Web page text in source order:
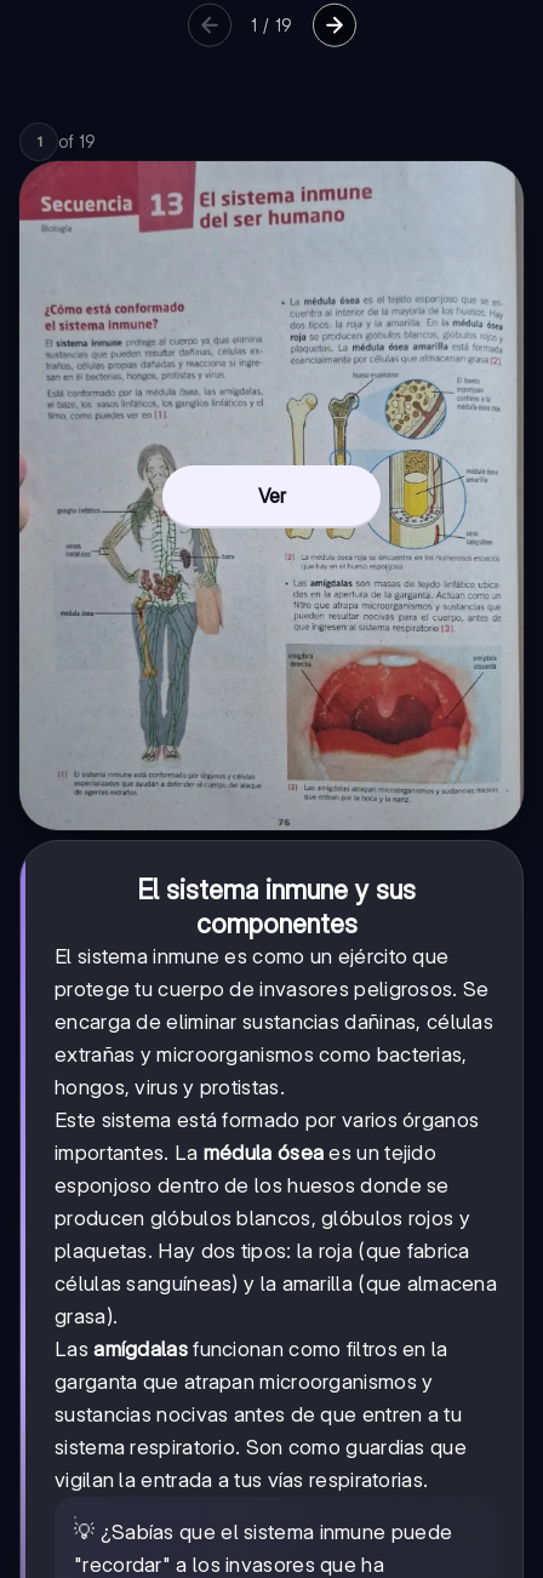
1 / 19
1 of 19
Ver
El sistema inmune y sus
componentes
El sistema inmune es como un ejército que
protege tu cuerpo de invasores peligrosos. Se
encarga de eliminar sustancias dañinas, células
extrañas y microorganismos como bacterias,
hongos, virus y protistas.
Este sistema está formado por varios órganos
importantes. La médula ósea es un tejido
esponjoso dentro de los huesos donde se
producen glóbulos blancos, glóbulos rojos y
plaquetas. Hay dos tipos: la roja (que fabrica
células sanguíneas) y la amarilla (que almacena
grasa).
Lasamígdalasfuncionan como filtros en la
garganta que atrapan microorganismos y
sustancias nocivas antes de que entren a tu
sistema respiratorio. Son como guardias que
vigilan la entrada a tus vías respiratorias.
💡 ¿Sabías que el sistema inmune puede
"recordar" a los invasores que ha